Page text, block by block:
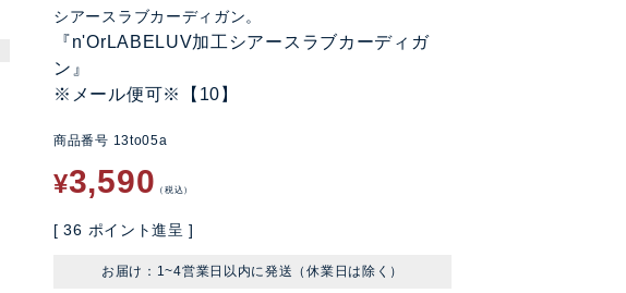
シアースラブカーディガン。
『n'OrLABELUV加工シアースラブカーディガ
ン』
※メール便可※【10】
商品番号 13to05a
¥3,590 税込
[ 36 ポイント進呈 ]
お届け：1~4営業日以内に発送（休業日は除く）